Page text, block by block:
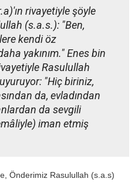
rivayetiyle şöyle
(s.a.s.): "Ben,
kendi öz
yakınım." Enes bin
Rasulullah
"Hiç biriniz,
da, evladından
da sevgili
iman etmiş
Önderimiz Rasulullah (s.a.s)